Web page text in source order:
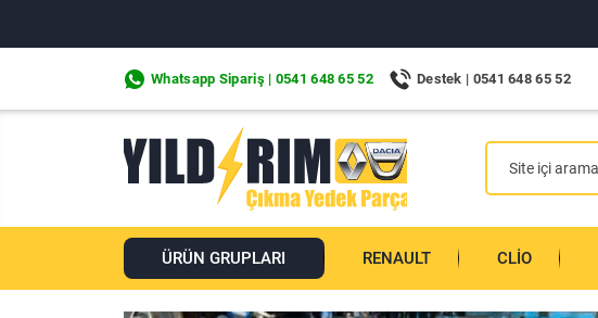
Whatsapp Sipariş | 0541 648 65 52 Destek | 0541 648 65 52
ÜRÜN GRUPLARI RENAULT CLIO